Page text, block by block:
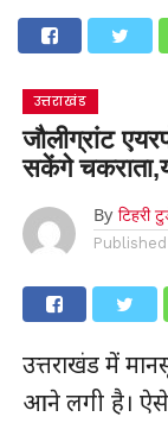
उत्तराखंड
जौलीग्रांट
सकेंगे
By टिहरी
उत्तराखंड में
आने लगी है। ऐसे